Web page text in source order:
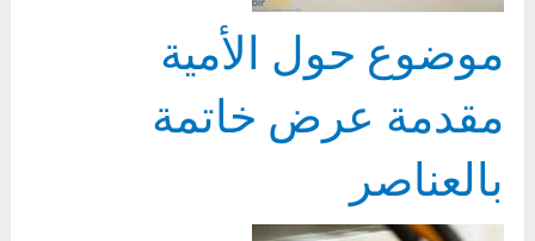
موضوع حول الأمية
مقدمة عرض خاتمة
بالعناصر